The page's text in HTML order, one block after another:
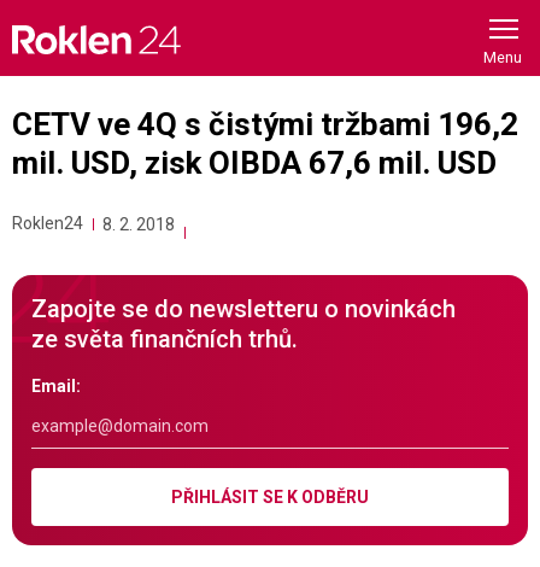
content
CETV ve 4Q s čistými tržbami 196,2
mil. USD, zisk OIBDA 67,6 mil. USD
Roklen24 8. 2. 2018
Zapojte se do newsletteru o novinkách
ze světa finančních trhů.
Email:
PŘIHLÁSIT SE K ODBĚRU